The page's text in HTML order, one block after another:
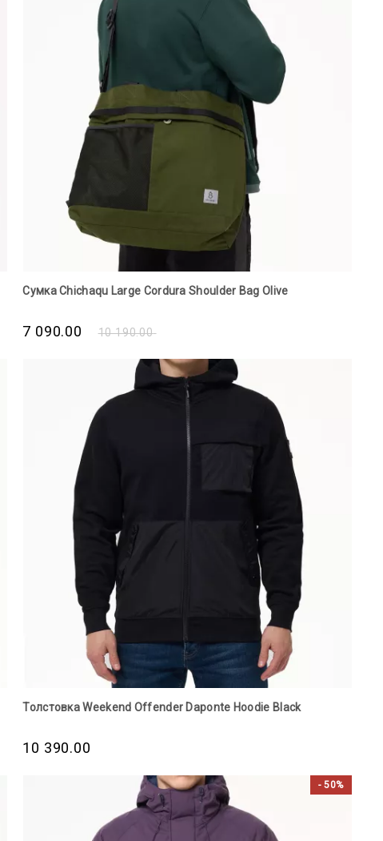
Сумка Chichaqu Large Cordura Shoulder Bag Olive
10 190.00
7 090.00
Толстовка Weekend Offender Daponte Hoodie Black
10 390.00
- 50%